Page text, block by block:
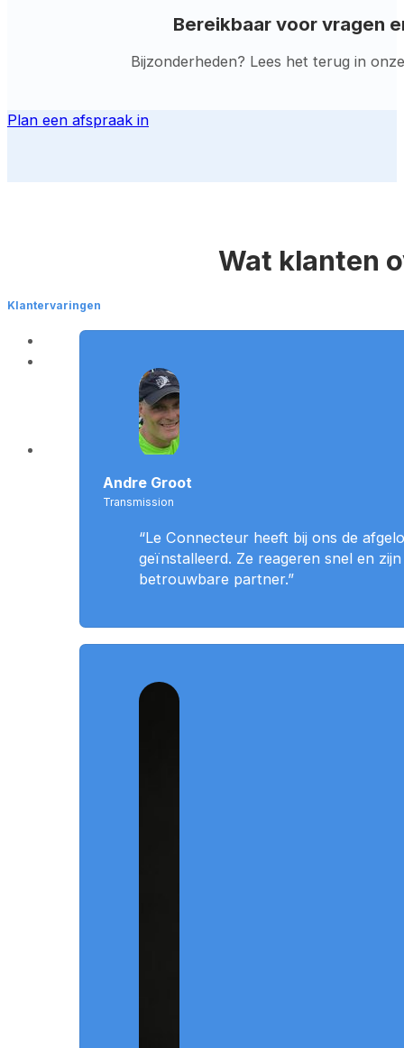
Bereikbaar voor vragen
Bijzonderheden? Lees het terug in
Plan een afspraak in
Wat klanten
Klantervaringen
Andre Groot
Transmission
“Le Connecteur heeft bij ons de
geïnstalleerd. Ze reageren snel en
betrouwbare partner.”